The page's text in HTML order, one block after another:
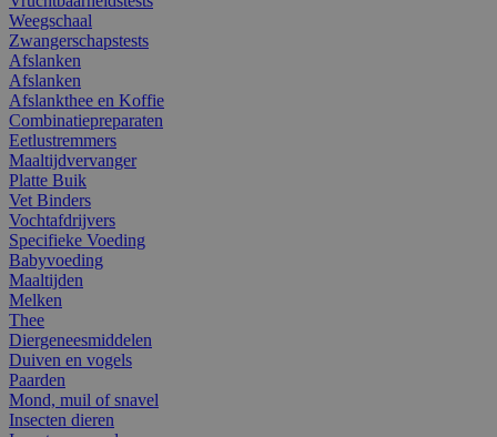
Weegschaal
Zwangerschapstests
Afslanken
Afslanken
Afslankthee en Koffie
Combinatiepreparaten
Eetlustremmers
Maaltijdvervanger
Platte Buik
Vet Binders
Vochtafdrijvers
Specifieke Voeding
Babyvoeding
Maaltijden
Melken
Thee
Diergeneesmiddelen
Duiven en vogels
Paarden
Mond, muil of snavel
Insecten dieren